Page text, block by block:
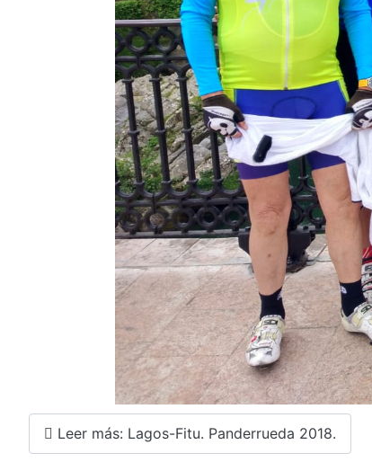
Leer más: Lagos-Fitu. Panderrueda 2018.